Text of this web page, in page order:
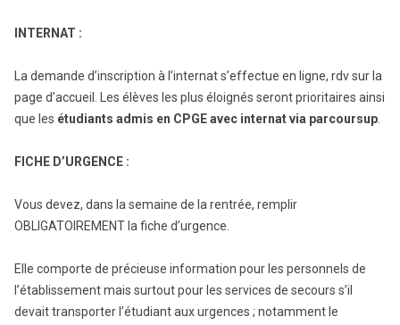
INTERNAT :
La demande d’inscription à l’internat s’effectue en ligne, rdv sur la
page d’accueil. Les élèves les plus éloignés seront prioritaires ainsi
que les étudiants admis en CPGE avec internatvia parcoursup
FICHE D’URGENCE :
Vous devez, dans la semaine de la rentrée, remplir
OBLIGATOIREMENT la fiche d’urgence.
Elle comporte de précieuse information pour les personnels de
l’établissement mais surtout pour les services de secours s’il
devait transporter l’étudiant aux urgences ; notamment le